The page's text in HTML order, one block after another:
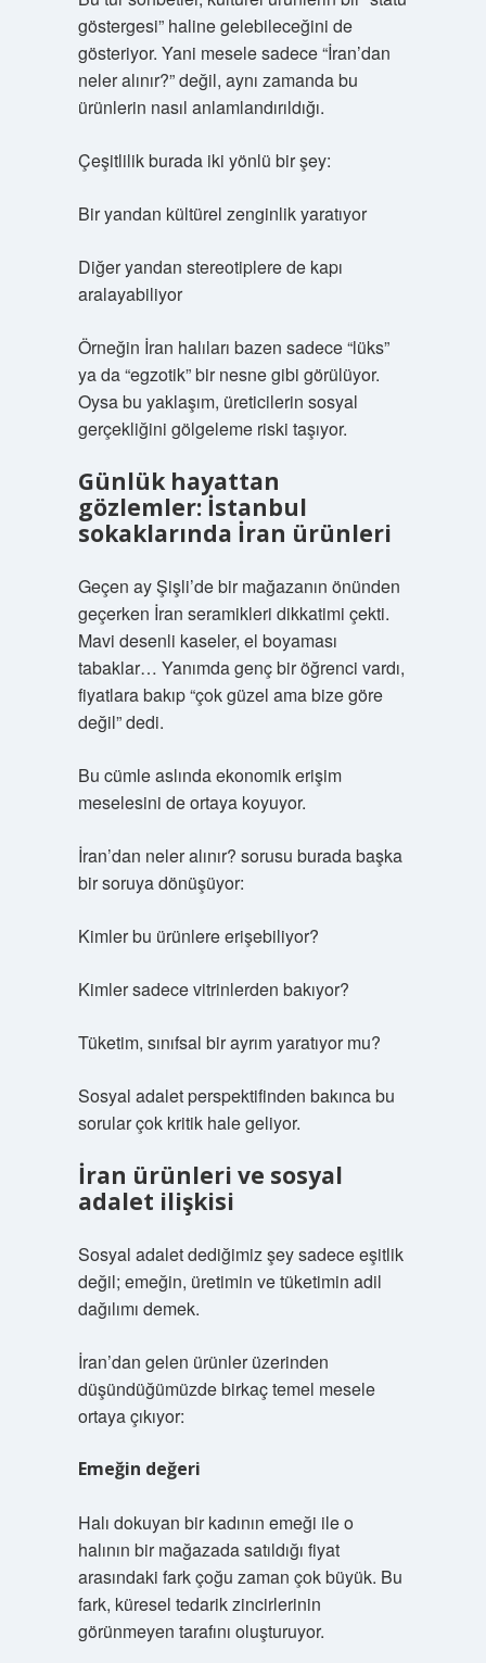
göstergesi” haline gelebileceğini de
gösteriyor. Yani mesele sadece “İran’dan
neler alınır?” değil, aynı zamanda bu
ürünlerin nasıl anlamlandırıldığı.
Çeşitlilik burada iki yönlü bir şey:
Bir yandan kültürel zenginlik yaratıyor
Diğer yandan stereotiplere de kapı
aralayabiliyor
Örneğin İran halıları bazen sadece “lüks”
ya da “egzotik” bir nesne gibi görülüyor.
Oysa bu yaklaşım, üreticilerin sosyal
gerçekliğini gölgeleme riski taşıyor.
Günlük hayattan
gözlemler: İstanbul
sokaklarında İran ürünleri
Geçen ay Şişli’de bir mağazanın önünden
geçerken İran seramikleri dikkatimi çekti.
Mavi desenli kaseler, el boyaması
tabaklar… Yanımda genç bir öğrenci vardı,
fiyatlara bakıp “çok güzel ama bize göre
değil” dedi.
Bu cümle aslında ekonomik erişim
meselesini de ortaya koyuyor.
İran’dan neler alınır? sorusu burada başka
bir soruya dönüşüyor:
Kimler bu ürünlere erişebiliyor?
Kimler sadece vitrinlerden bakıyor?
Tüketim, sınıfsal bir ayrım yaratıyor mu?
Sosyal adalet perspektifinden bakınca bu
sorular çok kritik hale geliyor.
İran ürünleri ve sosyal
adalet ilişkisi
Sosyal adalet dediğimiz şey sadece eşitlik
değil; emeğin, üretimin ve tüketimin adil
dağılımı demek.
İran’dan gelen ürünler üzerinden
düşündüğümüzde birkaç temel mesele
ortaya çıkıyor:
Emeğin değeri
Halı dokuyan bir kadının emeği ile o
halının bir mağazada satıldığı fiyat
arasındaki fark çoğu zaman çok büyük. Bu
fark, küresel tedarik zincirlerinin
görünmeyen tarafını oluşturuyor.